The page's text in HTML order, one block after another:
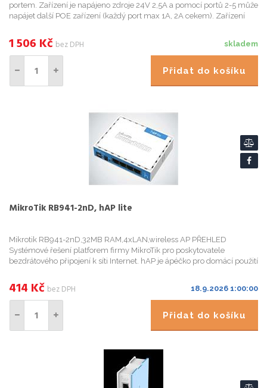
portem. Zařízení je napájeno zdroje 24V 2,5A a pomocí portů 2-5 může
napájet další POE zařízení (každý port max 1A, 2A cekem). Zařízení
skladem
1 506 Kč bez DPH
Přidat do košíku
MikroTik RB941-2nD, hAP lite
Mikrotik RB941-2nD,32MB RAM,4xLAN,wireless AP PŘEHLED
Systémové řešení platforem firmy MikroTik pro poskytovatele
bezdrátového připojení k síti Internet. hAP je ápéčko pro domácí použití
18.9.2026 1:00:00
414 Kč bez DPH
Přidat do košíku